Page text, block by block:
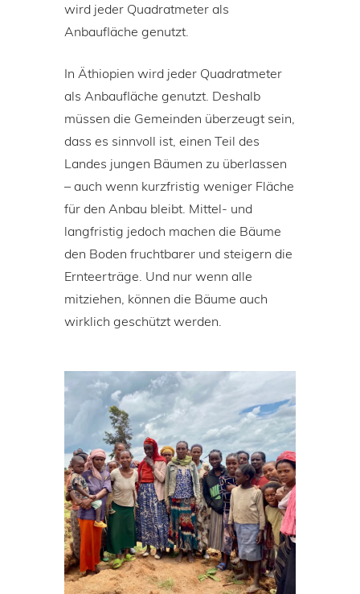
wird jeder Quadratmeter als
Anbaufläche genutzt.
In Äthiopien wird jeder Quadratmeter
als Anbaufläche genutzt. Deshalb
müssen die Gemeinden überzeugt sein,
dass es sinnvoll ist, einen Teil des
Landes jungen Bäumen zu überlassen
– auch wenn kurzfristig weniger Fläche
für den Anbau bleibt. Mittel- und
langfristig jedoch machen die Bäume
den Boden fruchtbarer und steigern die
Ernteerträge. Und nur wenn alle
mitziehen, können die Bäume auch
wirklich geschützt werden.